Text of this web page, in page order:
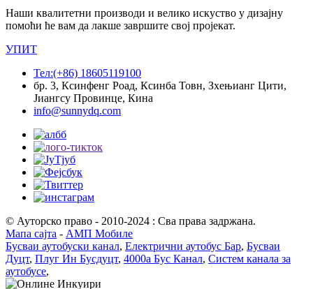
Наши квалитетни производи и велико искуство у дизајну
помоћи ће вам да лакше завршите свој пројекат.
УПИТ
Тел:(+86) 18605119100
бр. 3, Ксинфенг Роад, Ксинба Товн, Зхењианг Цити,
Јиангсу Провинце, Кина
info@sunnydq.com
© Ауторско право - 2010-2024 : Сва права задржана.
Мапа сајта - АМП Мобиле
Бусваи аутобуски канал, Електрични аутобус Бар, Бусваи
Дуцт, Плуг Ин Бусдуцт, 4000а Бус Канал, Систем канала за
аутобусе,